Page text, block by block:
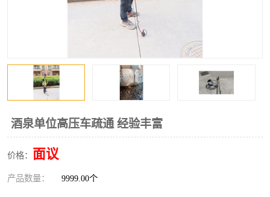
酒泉单位高压车疏通 经验丰富
价格： 面议
产品数量： 9999.00个